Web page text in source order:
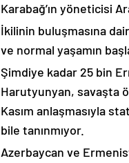
Karabağ’ın yöneticisi
İkilinin buluşmasına
ve normal yaşamın
Şimdiye kadar 25 bin
Harutyunyan, savaşta
Kasım anlaşmasıyla
bile tanınmıyor.
Azerbaycan ve